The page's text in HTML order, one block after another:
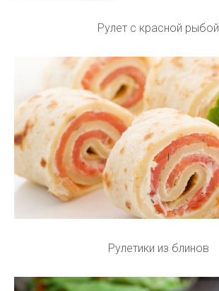
Рулет с красной рыбой
Рулетики из блинов